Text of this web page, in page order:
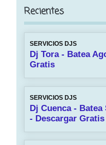
Recientes
SERVICIOS DJS
Dj Tora - Batea
Gratis
SERVICIOS DJS
Dj Cuenca - Batea
- Descargar Gratis